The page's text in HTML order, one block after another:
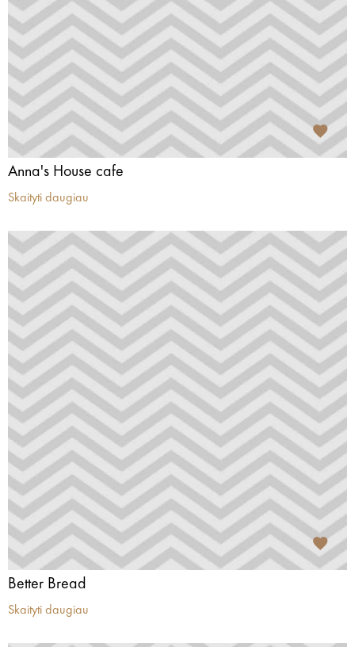
Anna's House cafe
Skaityti daugiau
Better Bread
Skaityti daugiau